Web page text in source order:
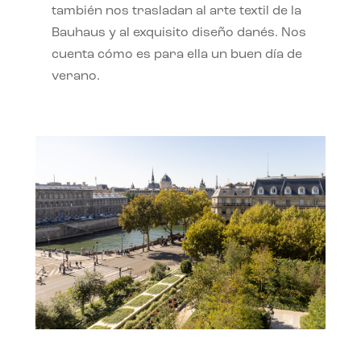
también nos trasladan al arte textil de la
Bauhaus y al exquisito diseño danés. Nos
cuenta cómo es para ella un buen día de
verano.